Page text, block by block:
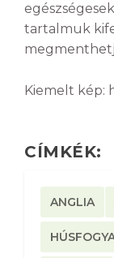
tartalmuk
Kiemelt kép:
CÍMKÉK:
ANGLIA